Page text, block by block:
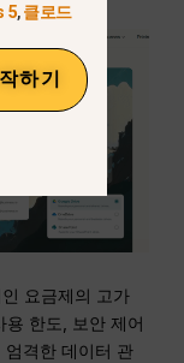
요금제의 고가
한도, 보안 제어
엄격한 데이터 관
5,클로드
하기